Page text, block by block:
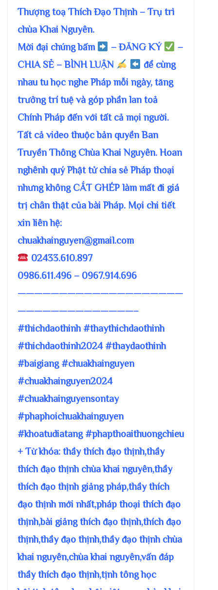
Thượng toạ Thích Đạo Thịnh – Trụ trì
chùa Khai Nguyên.
Mời đại chúng bấm
– ĐĂNG KÝ
–
CHIA SẺ – BÌNH LUẬN
để cùng
nhau tu học nghe Pháp mỗi ngày, tăng
trưởng trí tuệ và góp phần lan toả
Chính Pháp đến với tất cả mọi người.
Tất cả video thuộc bản quyền Ban
Truyền Thông Chùa Khai Nguyên. Hoan
nghênh quý Phật tử chia sẻ Pháp thoại
nhưng không CẮT GHÉP làm mất đi giá
trị chân thật của bài Pháp. Mọi chi tiết
xin liên hệ:
chuakhainguyen@gmail.com
02433.610.897
0986.611.496 – 0967.914.696
————————————————————
——————————————–
#thichdaothinh #thaythichdaothinh
#thichdaothinh2024 #thaydaothinh
#baigiang #chuakhainguyen
#chuakhainguyen2024
#chuakhainguyensontay
#phaphoichuakhainguyen
#khoatudiatang #phapthoaithuongchieu
+ Từ khóa: thầy thích đạo thịnh,thầy
thích đạo thịnh chùa khai nguyên,thầy
thích đạo thịnh giảng pháp,thầy thích
đạo thịnh mới nhất,pháp thoại thích đạo
thịnh,bài giảng thích đạo thịnh,thích đạo
thịnh,thầy đạo thịnh,thầy đạo thịnh chùa
khai nguyên,chùa khai nguyên,vấn đáp
thầy thích đạo thịnh,tịnh tông học